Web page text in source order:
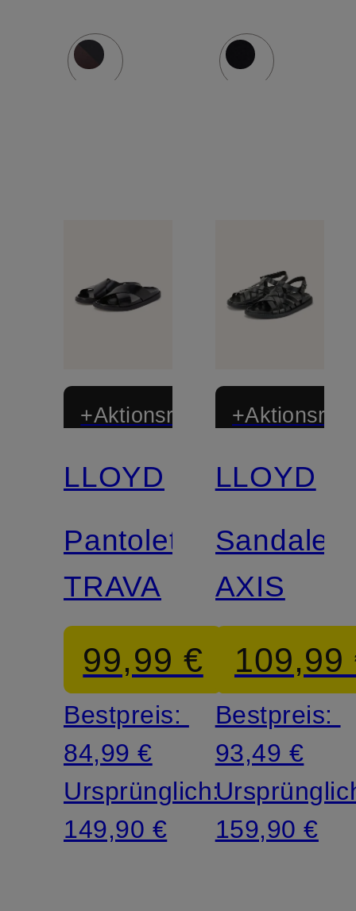
+Aktionsrabatt
LLOYD
Pantoletten
TRAVA
99,99 €
Bestpreis:
84,99 €
Ursprünglich:
149,90 €
LLOYD
Sandalen
AXIS
109,99
Bestpreis:
93,49 €
159,90 €